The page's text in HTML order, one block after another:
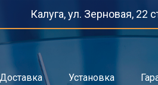
Калуга, ул. Зерновая, 22
Доставка Установка